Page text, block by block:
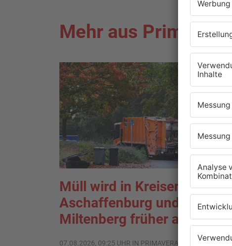
Mehr aus
Müll wird in Kreisen
Aschaffenburg und
Miltenberg früher abgeholt
07.08.2026, 09:25 UHR IN PRIMAVERALAND